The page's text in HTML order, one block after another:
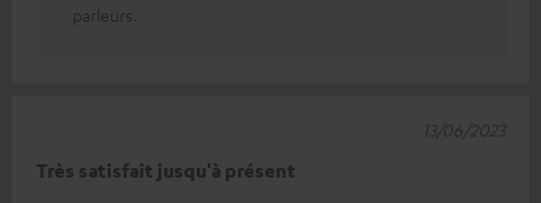
parleurs.
Très satisfait jusqu'à présent
13/06/2023